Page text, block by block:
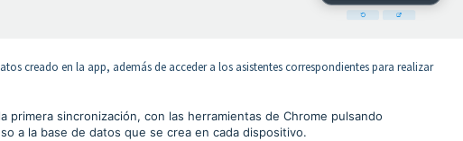
creado en la app, además de acceder a los asistentes correspondientes para realizar
primera sincronización, con las herramientas de Chrome pulsando
a la base de datos que se crea en cada dispositivo.